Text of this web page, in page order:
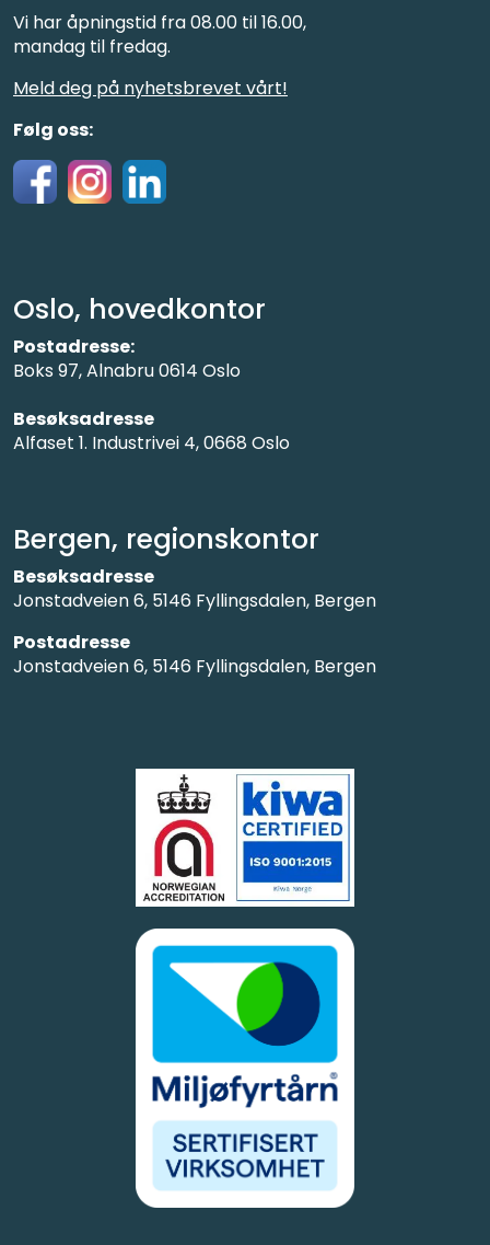
Vi har åpningstid fra 08.00 til 16.00,
mandag til fredag.
Meld deg på nyhetsbrevet vårt!
Følg oss:
Bergen, regionskontor
Besøksadresse
Jonstadveien 6, 5146 Fyllingsdalen, Bergen
Postadresse
Jonstadveien 6, 5146 Fyllingsdalen, Bergen
Oslo, hovedkontor
Postadresse:
Boks 97, Alnabru 0614 Oslo
Besøksadresse
Alfaset 1. Industrivei 4, 0668 Oslo